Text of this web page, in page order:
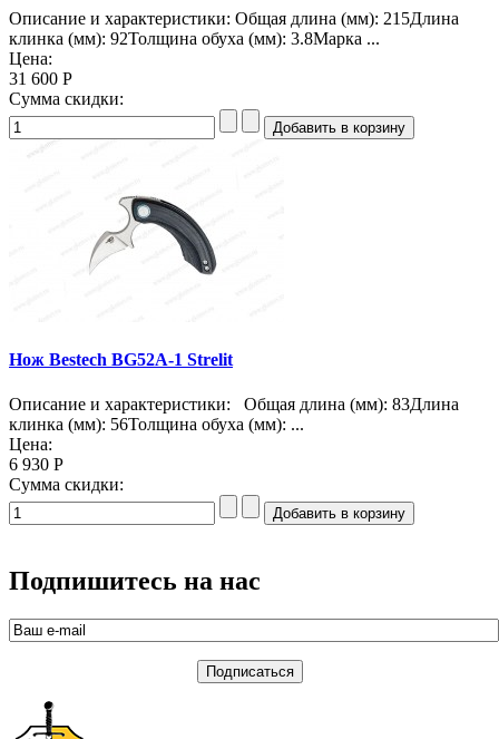
Описание и характеристики: Общая длина (мм): 215Длина
клинка (мм): 92Толщина обуха (мм): 3.8Марка ...
Цена:
31 600 Р
Сумма скидки:
Нож Bestech BG52A-1 Strelit
Описание и характеристики: Общая длина (мм): 83Длина
клинка (мм): 56Толщина обуха (мм): ...
Цена:
6 930 Р
Сумма скидки:
Подпишитесь на нас